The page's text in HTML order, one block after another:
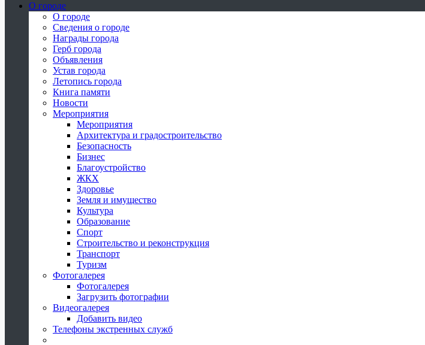
О городе
О городе
Сведения о городе
Награды города
Герб города
Объявления
Устав города
Летопись города
Книга памяти
Новости
Мероприятия
Мероприятия
Архитектура и градостроительство
Безопасность
Бизнес
Благоустройство
ЖКХ
Здоровье
Земля и имущество
Культура
Образование
Спорт
Строительство и реконструкция
Транспорт
Туризм
Фотогалерея
Фотогалерея
Загрузить фотографии
Видеогалерея
Добавить видео
Телефоны экстренных служб